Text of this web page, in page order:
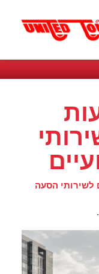
לשירותי הסעה